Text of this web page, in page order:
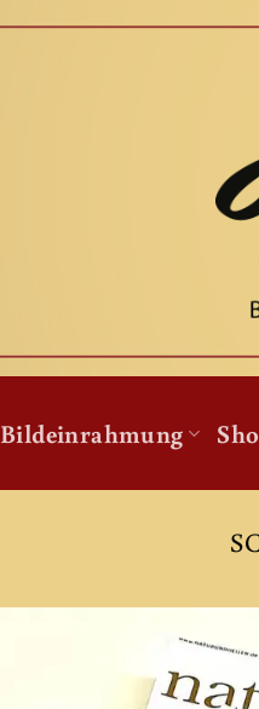
Bildeinrahmung